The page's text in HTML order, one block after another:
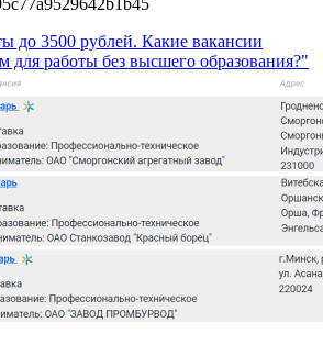
до 3500 рублей. Какие вакансии
для работы без высшего образования?"